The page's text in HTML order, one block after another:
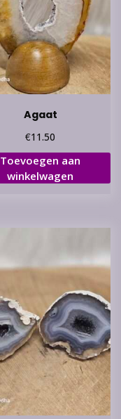
Agaat
€11.50
Toevoegen aan
winkelwagen